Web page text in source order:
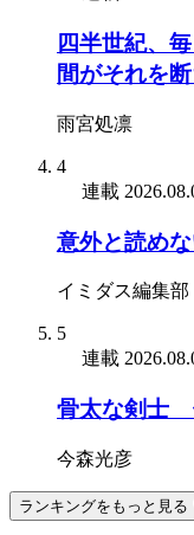
四半世紀、
間がそれを
雨宮処凛
4
連載
意外と読めな
イミダス編集部
5
連載
骨太な剣士
今森光彦
ランキングをもっと見る